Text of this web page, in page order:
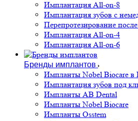
Имплантация All-on-8
Имплантация зубов с
Перепротезирование
Имплантация All-on-4
Имплантация All-on-6
Бренды имплантов
Импланты Nobel Biocare в
Имплантация зубов под
Импланты AB Dental
Импланты Nobel Biocare
Импланты Osstem